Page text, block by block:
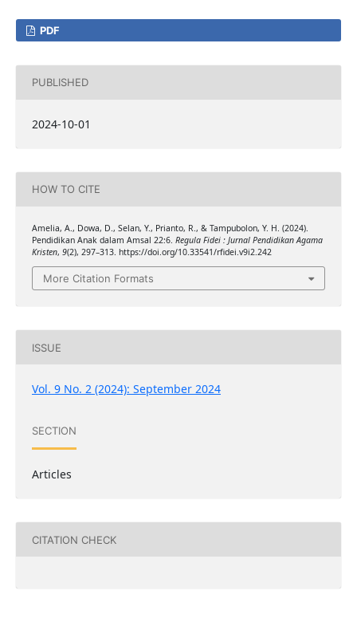
PDF
PUBLISHED
2024-10-01
HOW TO CITE
Amelia, A., Dowa, D., Selan, Y., Prianto, R., & Tampubolon, Y. H. (2024).
Pendidikan Anak dalam Amsal 22:6. Regula Fidei : Jurnal Pendidikan Agama
Kristen, 9(2), 297–313. https://doi.org/10.33541/rfidei.v9i2.242
More Citation Formats
ISSUE
Vol. 9 No. 2 (2024): September 2024
SECTION
Articles
CITATION CHECK